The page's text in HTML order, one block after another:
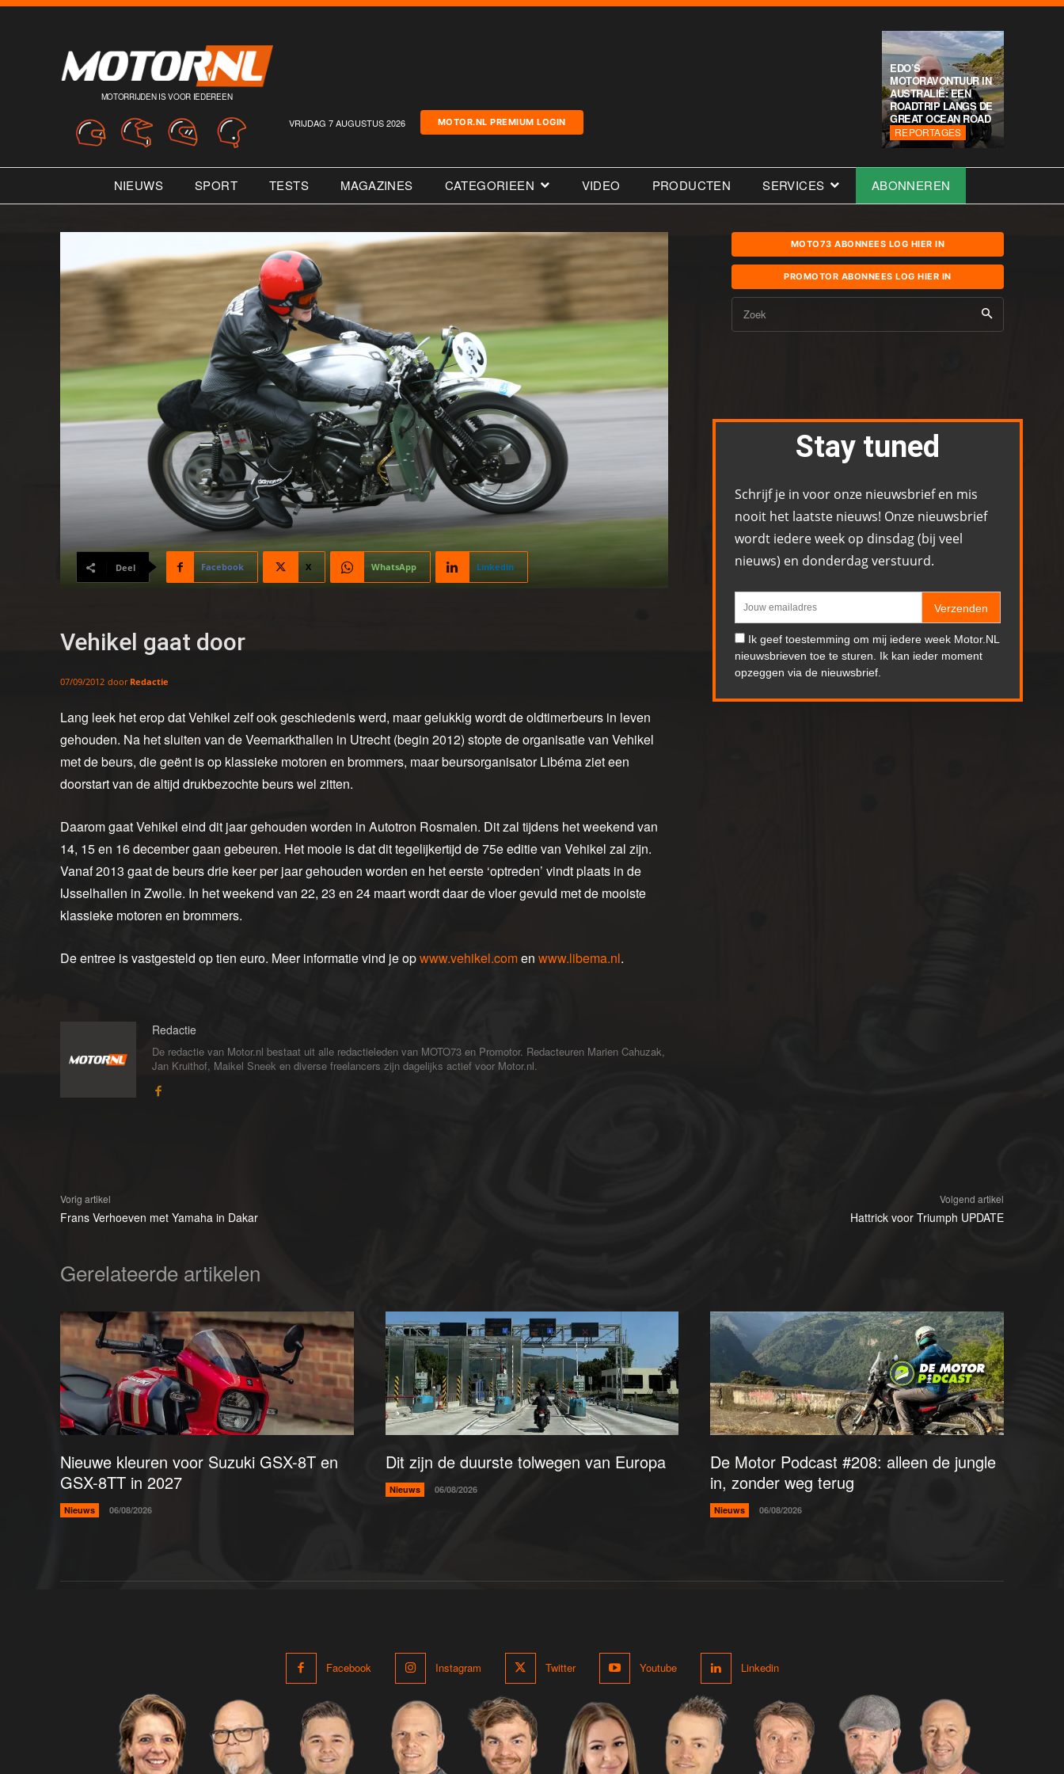
MOTORRIJDEN IS VOOR IEDEREEN
VRIJDAG 7 AUGUSTUS 2026 MOTOR.NL PREMIUM LOGIN
EDO’S
MOTORAVONTUUR IN
AUSTRALIË: EEN
ROADTRIP LANGS DE
GREAT OCEAN ROAD
REPORTAGES
NIEUWS SPORT TESTS MAGAZINES CATEGORIEEN VIDEO PRODUCTEN SERVICES ABONNEREN
Deel Facebook X WhatsApp Linkedin
Vehikel gaat door
07/09/2012 door Redactie
Lang leek het erop dat Vehikel zelf ook geschiedenis werd, maar gelukkig wordt de oldtimerbeurs in leven
gehouden. Na het sluiten van de Veemarkthallen in Utrecht (begin 2012) stopte de organisatie van Vehikel
met de beurs, die geënt is op klassieke motoren en brommers, maar beursorganisator Libéma ziet een
doorstart van de altijd drukbezochte beurs wel zitten.
Daarom gaat Vehikel eind dit jaar gehouden worden in Autotron Rosmalen. Dit zal tijdens het weekend van
14, 15 en 16 december gaan gebeuren. Het mooie is dat dit tegelijkertijd de 75e editie van Vehikel zal zijn.
Vanaf 2013 gaat de beurs drie keer per jaar gehouden worden en het eerste ‘optreden’ vindt plaats in de
IJsselhallen in Zwolle. In het weekend van 22, 23 en 24 maart wordt daar de vloer gevuld met de mooiste
klassieke motoren en brommers.
De entree is vastgesteld op tien euro. Meer informatie vind je opwww.vehikel.comen www.libema.nl.
Redactie
De redactie van Motor.nl bestaat uit alle redactieleden van MOTO73 en Promotor. Redacteuren Marien Cahuzak,
Jan Kruithof, Maikel Sneek en diverse freelancers zijn dagelijks actief voor Motor.nl.
MOTO73 ABONNEES LOG HIER IN
PROMOTOR ABONNEES LOG HIER IN
Zoek
Stay tuned
Schrijf je in voor onze nieuwsbrief en mis
nooit het laatste nieuws! Onze nieuwsbrief
wordt iedere week op dinsdag (bij veel
nieuws) en donderdag verstuurd.
Verzenden
Ik geef toestemming om mij iedere week Motor.NL
nieuwsbrieven toe te sturen. Ik kan ieder moment
opzeggen via de nieuwsbrief.
Vorig artikel
Frans Verhoeven met Yamaha in Dakar
Volgend artikel
Hattrick voor Triumph UPDATE
Gerelateerde artikelen
Nieuwe kleuren voor Suzuki GSX-8T en
GSX-8TT in 2027
Nieuws 06/08/2026
Dit zijn de duurste tolwegen van Europa
Nieuws 06/08/2026
De Motor Podcast #208: alleen de jungle
in, zonder weg terug
Nieuws 06/08/2026
Facebook Instagram Twitter Youtube Linkedin